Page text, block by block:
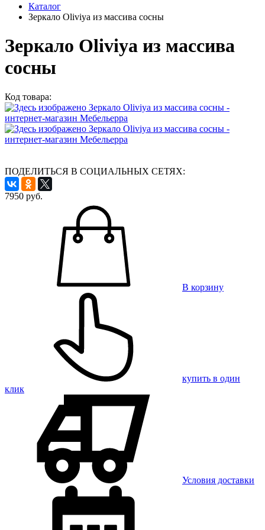
Каталог
Зеркало Oliviya из массива сосны
Зеркало Oliviya из массива
сосны
Код товара:
ПОДЕЛИТЬСЯ В СОЦИАЛЬНЫХ СЕТЯХ:
7950 руб.
В корзину
купить в один
клик
Условия доставки